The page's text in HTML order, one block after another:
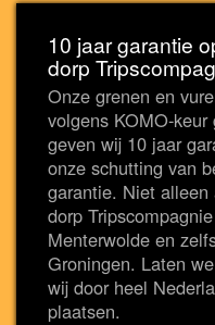
10 jaar garantie
dorp
Onze grenen en
volgens KOMO-
geven wij 10 jaar
onze schutting van
garantie. Niet
dorp
Menterwolde en
Groningen. Laten
wij door heel
plaatsen.